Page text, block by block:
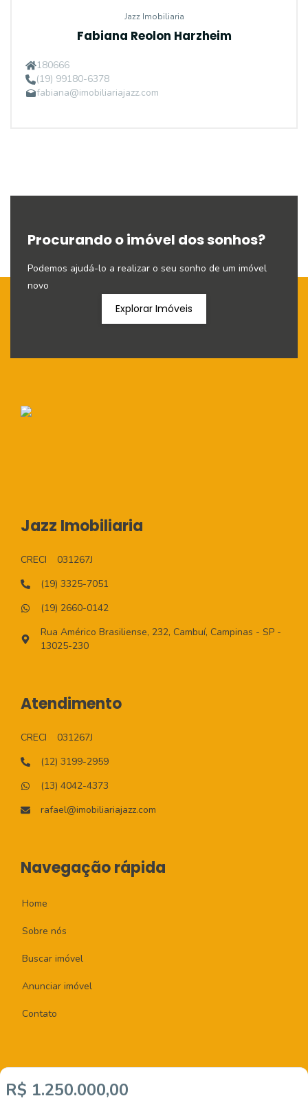
Jazz Imobiliaria
Fabiana Reolon Harzheim
180666
(19) 99180-6378
fabiana@imobiliariajazz.com
R$ 1.250.000,00
Procurando o imóvel dos sonhos?
Podemos ajudá-lo a realizar o seu sonho de um imóvel
novo
Explorar Imóveis
Jazz Imobiliaria
CRECI
031267J
(19) 3325-7051
(19) 2660-0142
Rua Américo Brasiliense, 232, Cambuí, Campinas - SP -
13025-230
Atendimento
CRECI
031267J
(12) 3199-2959
(13) 4042-4373
rafael@imobiliariajazz.com
Navegação rápida
Home
Sobre nós
Buscar imóvel
Anunciar imóvel
Contato
Imobiliária Certificada: